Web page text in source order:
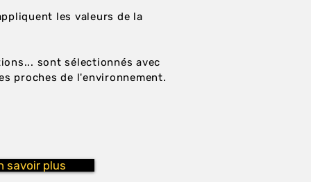
les valeurs de la
sont sélectionnés avec
proches de l'environnement.
savoir plus